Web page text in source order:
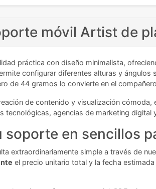
móvil Artist de
práctica con diseño minimalista,
configurar diferentes alturas y
de 44 gramos lo convierte en el
de contenido y visualización
agencias de marketing
en sencillos
extraordinariamente simple a través de
el precio unitario total y la fecha